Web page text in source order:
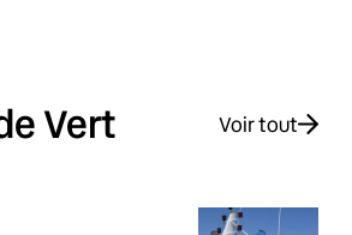
Vert Voir tout